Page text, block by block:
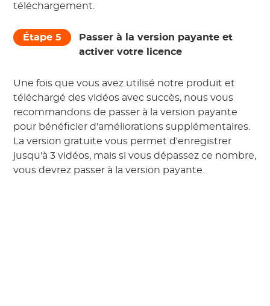
téléchargement.
Étape 5
Passer à la version payante et
activer votre licence
Une fois que vous avez utilisé notre produit et
téléchargé des vidéos avec succès, nous vous
recommandons de passer à la version payante
pour bénéficier d'améliorations supplémentaires.
La version gratuite vous permet d'enregistrer
jusqu'à 3 vidéos, mais si vous dépassez ce nombre,
vous devrez passer à la version payante.